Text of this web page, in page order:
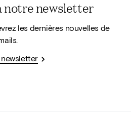
notre newsletter
les dernières nouvelles de